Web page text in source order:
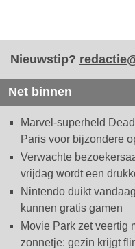
Nieuwstip?
Net binnen
Marvel-superheld
Paris voor bijzondere
Verwachte
vrijdag wordt een
Nintendo duikt
kunnen gratis gamen
Movie Park zet veertig
zonnetje: gezin krijgt